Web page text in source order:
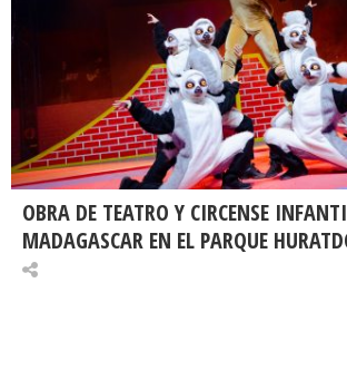
OBRA DE TEATRO Y CIRCENSE
MADAGASCAR EN EL PARQUE